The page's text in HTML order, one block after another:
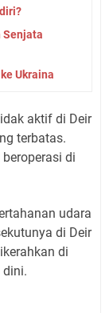
Senjata
Ukraina
aktif di Deir
terbatas.
di
udara
di Deir
di
dini.